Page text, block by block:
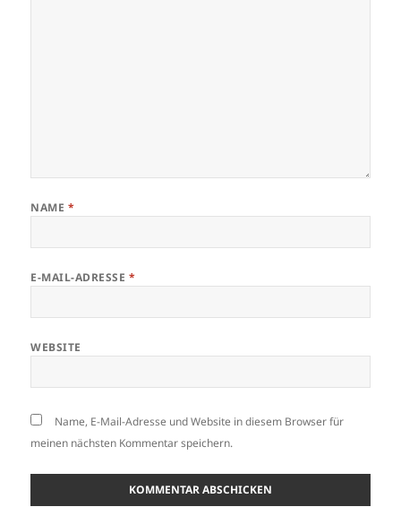
NAME *
E-MAIL-ADRESSE *
WEBSITE
Name, E-Mail-Adresse und Website in diesem Browser für
meinen nächsten Kommentar speichern.